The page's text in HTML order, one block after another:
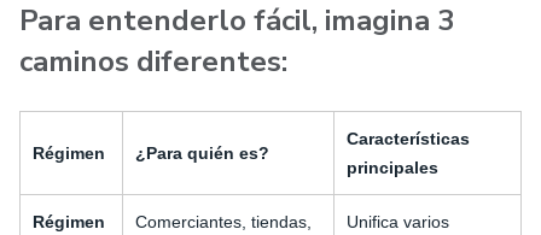
Para entenderlo fácil, imagina 3
caminos diferentes:
Régimen ¿Para quién es?
Características
principales
Régimen
Comerciantes, tiendas,
Unifica varios